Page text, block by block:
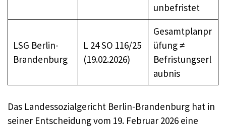
unbefristet
LSG Berlin-
Brandenburg
L 24 SO 116/25
(19.02.2026)
Gesamtplanpr
üfung ≠
Befristungserl
aubnis
Das Landessozialgericht Berlin-Brandenburg hat in
seiner Entscheidung vom 19. Februar 2026 eine